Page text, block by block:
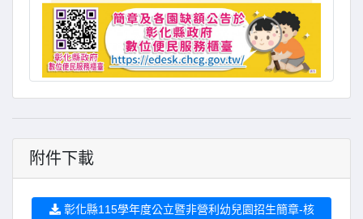
附件下載
彰化縣115學年度公立暨非營利幼兒園招生簡章-核